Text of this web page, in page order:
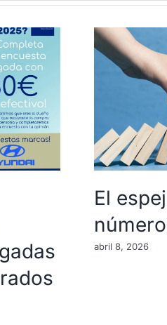
El
abril 8, 2026